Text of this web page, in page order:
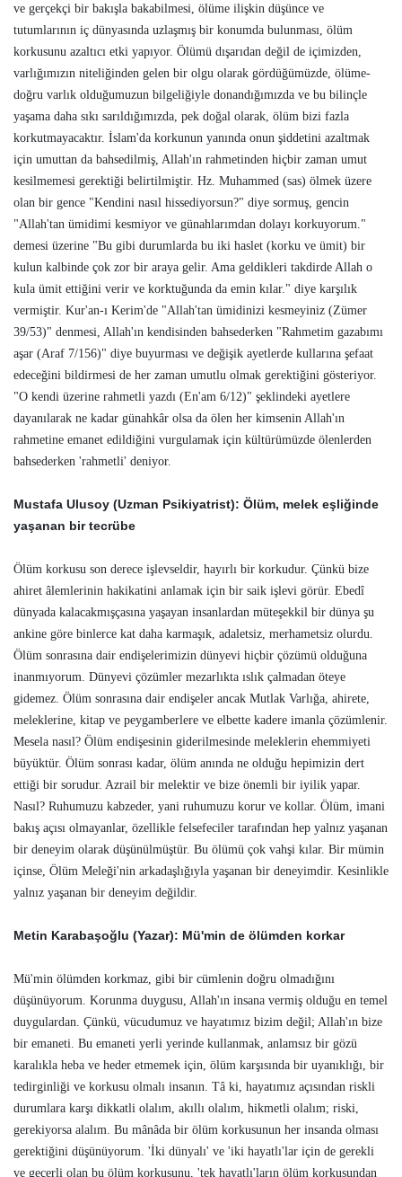
ve gerçekçi bir bakışla bakabilmesi, ölüme ilişkin düşünce ve
tutumlarının iç dünyasında uzlaşmış bir konumda bulunması, ölüm
korkusunu azaltıcı etki yapıyor. Ölümü dışarıdan değil de içimizden,
varlığımızın niteliğinden gelen bir olgu olarak gördüğümüzde, ölüme-
doğru varlık olduğumuzun bilgeliğiyle donandığımızda ve bu bilinçle
yaşama daha sıkı sarıldığımızda, pek doğal olarak, ölüm bizi fazla
korkutmayacaktır. İslam'da korkunun yanında onun şiddetini azaltmak
için umuttan da bahsedilmiş, Allah'ın rahmetinden hiçbir zaman umut
kesilmemesi gerektiği belirtilmiştir. Hz. Muhammed (sas) ölmek üzere
olan bir gence "Kendini nasıl hissediyorsun?" diye sormuş, gencin
"Allah'tan ümidimi kesmiyor ve günahlarımdan dolayı korkuyorum."
demesi üzerine "Bu gibi durumlarda bu iki haslet (korku ve ümit) bir
kulun kalbinde çok zor bir araya gelir. Ama geldikleri takdirde Allah o
kula ümit ettiğini verir ve korktuğunda da emin kılar." diye karşılık
vermiştir. Kur'an-ı Kerim'de "Allah'tan ümidinizi kesmeyiniz (Zümer
39/53)" denmesi, Allah'ın kendisinden bahsederken "Rahmetim gazabımı
aşar (Araf 7/156)" diye buyurması ve değişik ayetlerde kullarına şefaat
edeceğini bildirmesi de her zaman umutlu olmak gerektiğini gösteriyor.
"O kendi üzerine rahmetli yazdı (En'am 6/12)" şeklindeki ayetlere
dayanılarak ne kadar günahkâr olsa da ölen her kimsenin Allah'ın
rahmetine emanet edildiğini vurgulamak için kültürümüzde ölenlerden
bahsederken 'rahmetli' deniyor.
Mustafa Ulusoy (Uzman Psikiyatrist): Ölüm, melek eşliğinde
yaşanan bir tecrübe
Ölüm korkusu son derece işlevseldir, hayırlı bir korkudur. Çünkü bize
ahiret âlemlerinin hakikatini anlamak için bir saik işlevi görür. Ebedî
dünyada kalacakmışçasına yaşayan insanlardan müteşekkil bir dünya şu
ankine göre binlerce kat daha karmaşık, adaletsiz, merhametsiz olurdu.
Ölüm sonrasına dair endişelerimizin dünyevi hiçbir çözümü olduğuna
inanmıyorum. Dünyevi çözümler mezarlıkta ıslık çalmadan öteye
gidemez. Ölüm sonrasına dair endişeler ancak Mutlak Varlığa, ahirete,
meleklerine, kitap ve peygamberlere ve elbette kadere imanla çözümlenir.
Mesela nasıl? Ölüm endişesinin giderilmesinde meleklerin ehemmiyeti
büyüktür. Ölüm sonrası kadar, ölüm anında ne olduğu hepimizin dert
ettiği bir sorudur. Azrail bir melektir ve bize önemli bir iyilik yapar.
Nasıl? Ruhumuzu kabzeder, yani ruhumuzu korur ve kollar. Ölüm, imani
bakış açısı olmayanlar, özellikle felsefeciler tarafından hep yalnız yaşanan
bir deneyim olarak düşünülmüştür. Bu ölümü çok vahşi kılar. Bir mümin
içinse, Ölüm Meleği'nin arkadaşlığıyla yaşanan bir deneyimdir. Kesinlikle
yalnız yaşanan bir deneyim değildir.
Metin Karabaşoğlu (Yazar): Mü'min de ölümden korkar
Mü'min ölümden korkmaz, gibi bir cümlenin doğru olmadığını
düşünüyorum. Korunma duygusu, Allah'ın insana vermiş olduğu en temel
duygulardan. Çünkü, vücudumuz ve hayatımız bizim değil; Allah'ın bize
bir emaneti. Bu emaneti yerli yerinde kullanmak, anlamsız bir gözü
karalıkla heba ve heder etmemek için, ölüm karşısında bir uyanıklığı, bir
tedirginliği ve korkusu olmalı insanın. Tâ ki, hayatımız açısından riskli
durumlara karşı dikkatli olalım, akıllı olalım, hikmetli olalım; riski,
gerekiyorsa alalım. Bu mânâda bir ölüm korkusunun her insanda olması
gerektiğini düşünüyorum. 'İki dünyalı' ve 'iki hayatlı'lar için de gerekli
ve geçerli olan bu ölüm korkusunu, 'tek hayatlı'ların ölüm korkusundan